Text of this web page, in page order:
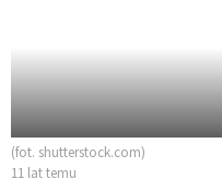
(fot. shutterstock.com)
11 lat temu